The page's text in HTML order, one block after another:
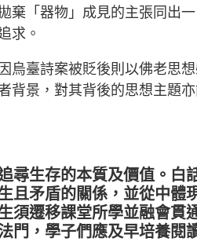
棄「器物」成見的主張同出一
求。
烏臺詩案被貶後則以佛老思
背景，對其背後的思想主題
尋生存的本質及價值。白
且矛盾的關係，並從中體
須遷移課堂所學並融會貫
門，學子們應及早培養閱